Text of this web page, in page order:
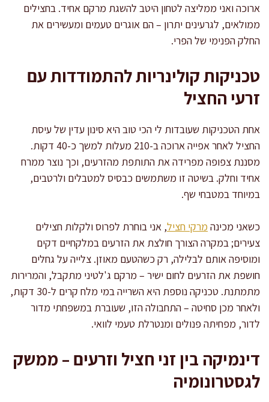
ארוכה ואני ממליצה לטחון היטב להשגת מרקם אחיד. בחצילים
ממולאים, לגרעינים יתרון – הם אוגרים טעמים ומעשירים את
החלק הפנימי של הפרי.
טכניקות קולינריות להתמודדות עם
זרעי החציל
אחת הטכניקות שעובדות לי הכי טוב היא סינון עדין של עיסת
החציל לאחר אפייה ארוכה ב-210 מעלות למשך כ-40 דקות.
מסננת צפופה מפרידה את התותפת מהזרעים, וכך נוצר ממרח
אחיד וחלק. בשיטה זו משתמשים כבסיס למטבלים ולרטבים,
במיוחד במטבחי שף.
כשאני מכינה מרקי חציל, אני בוחרת לפרוס ולקלות חצילים
צעירים; במקרה הצורך חולצת את הזרעים במלקחיים דקים
ומוסיפה אותם לבלילה, רק כשהטעם מאוזן. צלייה על גחלים
חושפת את הזרעים לחום ישיר – מרקם ג'לטיני מתקבל, והמרירות
מתמתנת. טכניקה נוספת היא השרייה במי מלח קרים ל-30 דקות,
ולאחר מכן סחיטה – התחבולה הזו, שעוברת במשפחתי מדור
לדור, מפחיתה פנולים ומנטרלת טעמי לוואי.
דינמיקה בין זני חציל וזרעים – ממשק
לגסטרונומיה